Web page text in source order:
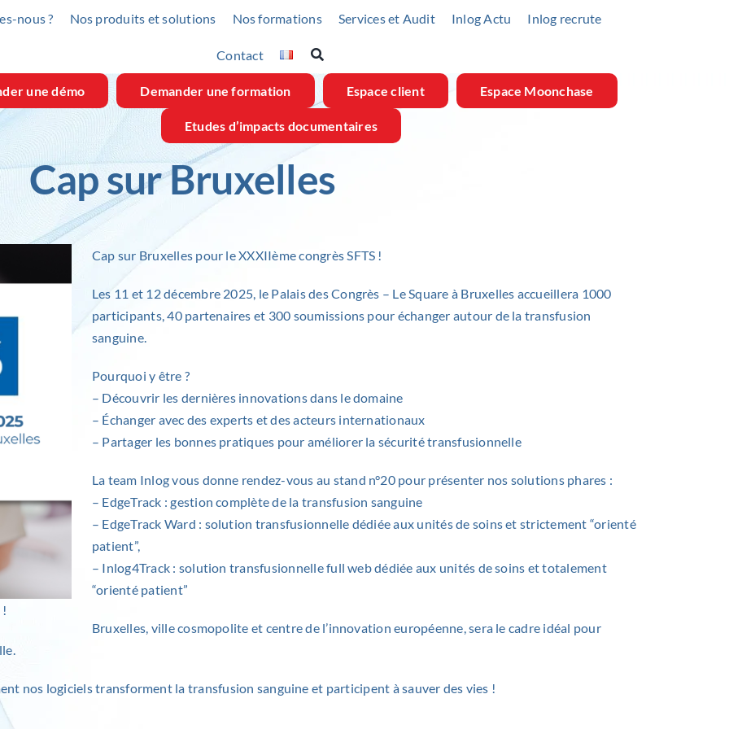
nous ? Nos produits et solutions Nos formations Services et Audit Inlog Actu Inlog recrute
Contact
une démo Demander une formation Espace client Espace Moonchase
Etudes d’impacts documentaires
Cap sur Bruxelles
Cap sur Bruxelles pour le XXXIIème congrèsSFTS !
Les 11 et 12 décembre 2025, le Palais des Congrès – Le Square à Bruxelles accueillera 1000
participants, 40 partenaires et 300 soumissions pour échanger autour de la transfusion
sanguine.
Pourquoi y être ?
– Découvrir les dernières innovations dans le domaine
– Échanger avec des experts et des acteurs internationaux
– Partager les bonnes pratiques pour améliorer la sécurité transfusionnelle
La team Inlogvous donne rendez-vous au stand n°20 pour présenter nos solutions phares :
– EdgeTrack : gestion complète de la transfusion sanguine
– EdgeTrack Ward : solution transfusionnelle dédiée aux unités de soins et strictement “orienté
patient”,
– Inlog4Track : solution transfusionnelle full web dédiée aux unités de soins et totalement
“orienté patient”
Bruxelles, ville cosmopolite et centre de l’innovation européenne, sera le cadre idéal pour
nos logiciels transforment la transfusion sanguine et participent à sauver des vies !